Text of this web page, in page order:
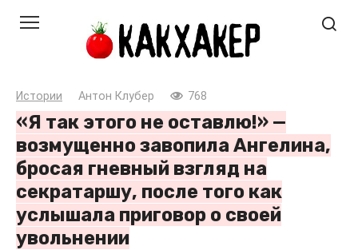
Истории Антон Клубер 768
«Я так этого не оставлю!» —
возмущенно завопила Ангелина,
бросая гневный взгляд на
секратаршу, после того как
услышала приговор о своей
увольнении